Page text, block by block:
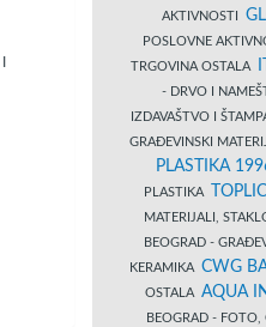
AKTIVNOSTI
POSLOVNE
TRGOVINA OSTALA
- DRVO I
IZDAVAŠTVO I
GRAĐEVINSKI
PLASTIKA
PLASTIKA
MATERIJALI,
BEOGRAD -
KERAMIKA CWG
OSTALA AQUA
BEOGRAD - FOTO,